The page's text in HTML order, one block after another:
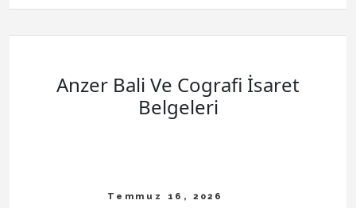
Ve
Anzer Bali Ve Cografi İsaret
Belgeleri